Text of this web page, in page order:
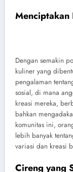
Menciptakan
Dengan semakin
kuliner yang
pengalaman
sosial, di mana
kreasi mereka,
bahkan
komunitas ini,
lebih banyak
variasi dan kreasi
Cireng yang